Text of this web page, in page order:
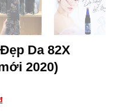
Da 82X
2020)
Giá